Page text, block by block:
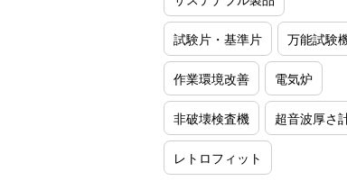
試験片・基準片 万能試験
作業環境改善 電気炉
非破壊検査機 超音波厚さ
レトロフィット